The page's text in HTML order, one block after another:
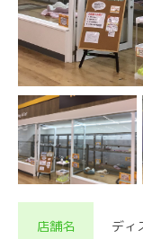
店舗名 ディ